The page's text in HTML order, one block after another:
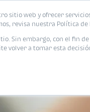
sitio web y ofrecer
revisa nuestra Política de
Sin embargo, con el fin
volver a tomar esta